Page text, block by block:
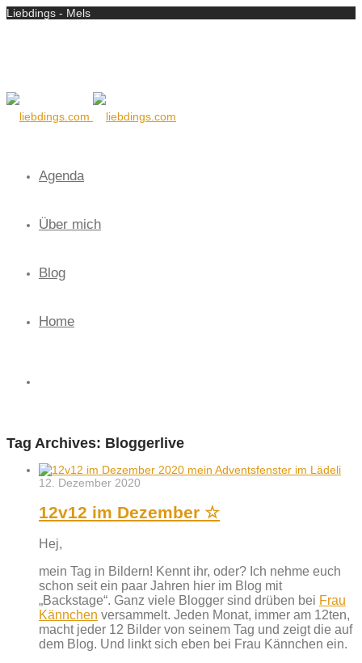
Liebdings - Mels
Agenda
Über mich
Blog
Home
Tag Archives: Bloggerlive
12. Dezember 2020
12v12 im Dezember ☆
Hej,
mein Tag in Bildern! Kennt ihr, oder? Ich nehme euch
schon seit ein paar Jahren hier im Blog mit
„Backstage“. Ganz viele Blogger sind drüben bei Frau
Kännchen versammelt. Jeden Monat, immer am 12ten,
macht jeder 12 Bilder von seinem Tag und zeigt die auf
dem Blog. Und linkt sich eben bei Frau Kännchen ein.